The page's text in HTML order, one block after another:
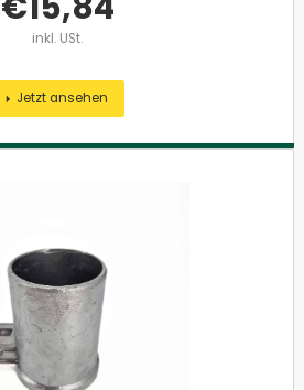
inkl. USt.
Jetzt ansehen